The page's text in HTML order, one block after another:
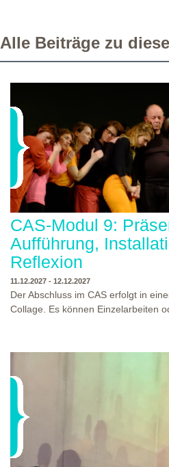
Alle Beiträge zu
CAS-Modul 9:
Aufführung,
Reflexion
11.12.2027 - 12.12.2027
Der Abschluss im CAS erfolgt in
Collage. Es können Einzelarbeiten
Ausbildungsprogramm zu erleben.
oder Präsentation. Wir freuen uns
WO?